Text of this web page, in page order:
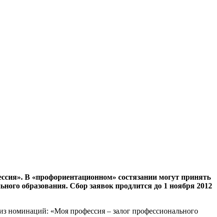
В «профориентационном» состязании могут принять
образования. Сбор заявок продлится до 1 ноября 2012
номинаций: «Моя профессия – залог профессионального